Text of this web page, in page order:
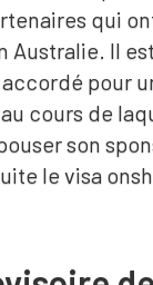
qui
Australie. Il est
pour
au cours de
son
le visa